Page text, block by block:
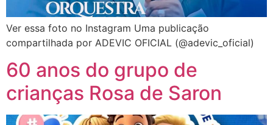
Ver essa foto no Instagram Uma publicação
compartilhada por ADEVIC OFICIAL (@adevic_oficial)
60 anos do grupo de
crianças Rosa de Saron